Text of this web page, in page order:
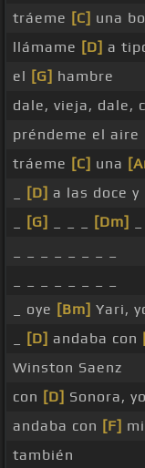
tráeme [C] una
llámame [D] a
el [G] hambre
dale, vieja, dale,
préndeme el aire
tráeme [C] una
[D] a las doce
[G] [Dm]
_ oye [Bm] Yari,
[D] andaba con
Winston Saenz
con [D] Sonora,
andaba con [F]
también